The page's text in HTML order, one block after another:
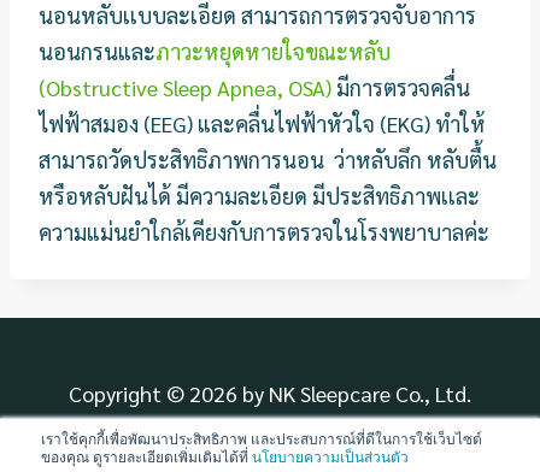
เราใช้คุกกี้เพื่อพัฒนาประสิทธิภาพ และประสบการณ์ที่ดีในการใช้เว็บไซต์
ของคุณ ดูรายละเอียดเพิ่มเติมได้ที่ นโยบายความเป็นส่วนตัว
นอนหลับเเบบละเอียด สามารถการตรวจจับอาการ
นอนกรนและภาวะหยุดหายใจขณะหลับ
(Obstructive Sleep Apnea, OSA) มีการตรวจคลื่น
ไฟฟ้าสมอง (EEG) และคลื่นไฟฟ้าหัวใจ (EKG) ทำให้
สามารถวัดประสิทธิภาพการนอน ว่าหลับลึก หลับตื้น
หรือหลับฝันได้ มีความละเอียด มีประสิทธิภาพเเละ
ความแม่นยำใกล้เคียงกับการตรวจในโรงพยาบาลค่ะ
Copyright © 2026 by NK Sleepcare Co., Ltd.